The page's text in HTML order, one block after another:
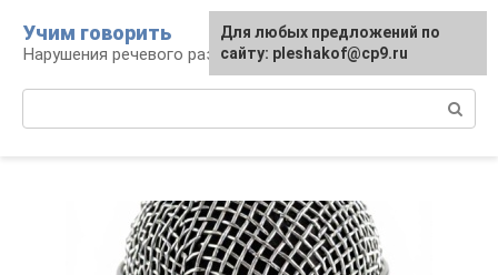
контенту
Учим говорить
Нарушения речевого развития
Для любых предложений по
сайту: pleshakof@cp9.ru